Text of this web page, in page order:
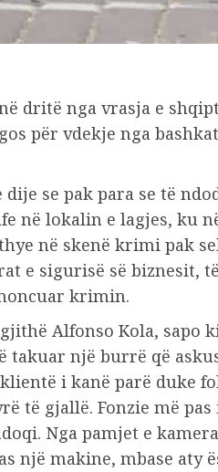
dritë nga vrasja e
për vdekje nga
dije se pak para se të
në lokalin e lagjes, ku
në skenë krimi pak
e sigurisë së biznesit,
krimin.
Alfonso Kola, sapo
takuar një burrë që
i kanë parë duke
të gjallë. Fonzie më pas
Nga pamjet e
një makine, mbase aty